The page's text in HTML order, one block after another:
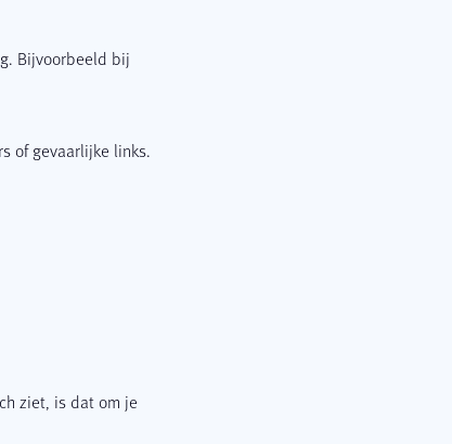
Bijvoorbeeld bij
of gevaarlijke links.
ziet, is dat om je